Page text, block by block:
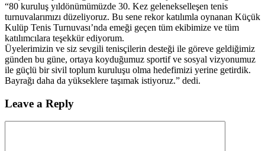
“80 kuruluş yıldönümümüzde 30. Kez gelenekselleşen tenis
turnuvalarımızı düzeliyoruz. Bu sene rekor katılımla oynanan Küçük
Kulüp Tenis Turnuvası’nda emeği geçen tüm ekibimize ve tüm
katılımcılara teşekkür ediyorum.
Üyelerimizin ve siz sevgili tenisçilerin desteği ile göreve geldiğimiz
günden bu güne, ortaya koyduğumuz sportif ve sosyal vizyonumuz
ile güçlü bir sivil toplum kuruluşu olma hedefimizi yerine getirdik.
Bayrağı daha da yükseklere taşımak istiyoruz.” dedi.
Leave a Reply